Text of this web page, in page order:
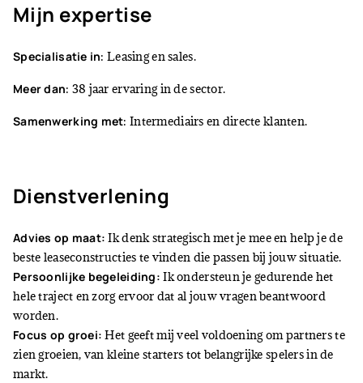
Mijn expertise
Specialisatie in: Leasing en sales.
Meer dan: 38 jaar ervaring in de sector.
Samenwerking met: Intermediairs en directe klanten.
Dienstverlening
Advies op maat: Ik denk strategisch met je mee en help je de
beste leaseconstructies te vinden die passen bij jouw situatie.
Persoonlijke begeleiding: Ik ondersteun je gedurende het
hele traject en zorg ervoor dat al jouw vragen beantwoord
worden.
Focus op groei: Het geeft mij veel voldoening om partners te
zien groeien, van kleine starters tot belangrijke spelers in de
markt.